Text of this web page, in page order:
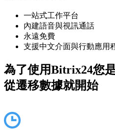
一站式工作平台
內建語音與視訊通話
永遠免費
支援中文介面與行動應用
為了使用Bitrix24您
從遷移數據就開始